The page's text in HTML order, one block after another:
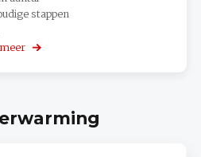
stappen
over